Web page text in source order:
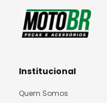
Institucional
Quem Somos